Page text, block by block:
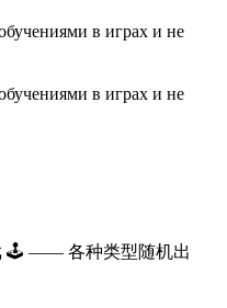
в играх и не
в играх и не
🕹️ —— 各种类型随机出